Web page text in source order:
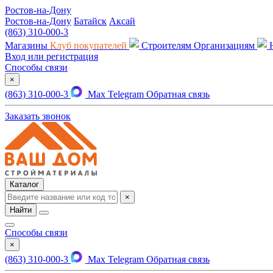
Ростов-на-Дону
Ростов-на-Дону Батайск Аксай
(863) 310-000-3
Магазины Клуб покупателей Строителям Организациям
Вход или регистрация
Способы связи
×
(863) 310-000-3 Max Telegram Обратная связь
Заказать звонок
Каталог
×
Найти
Способы связи
×
(863) 310-000-3 Max Telegram Обратная связь